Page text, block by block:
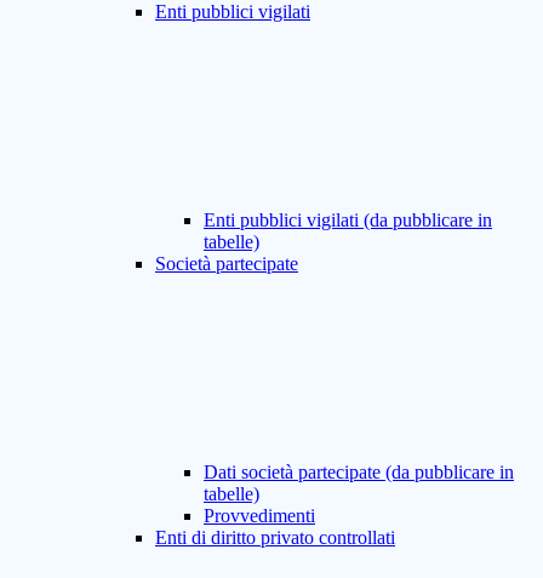
Enti pubblici vigilati
Enti pubblici vigilati (da pubblicare in
tabelle)
Società partecipate
Dati società partecipate (da pubblicare in
tabelle)
Provvedimenti
Enti di diritto privato controllati